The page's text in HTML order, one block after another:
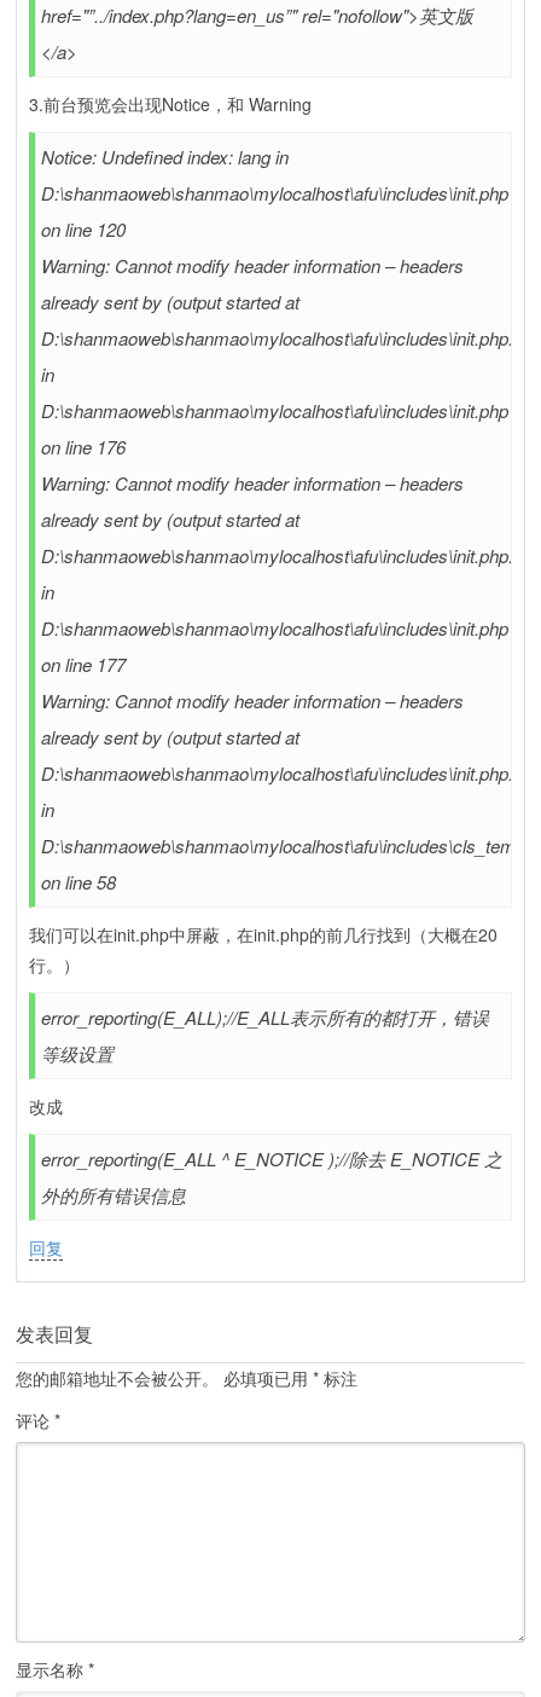
href="”../index.php?lang=en_us”" rel="nofollow">英文版
</a>
3.前台预览会出现Notice，和 Warning
Notice: Undefined index: lang in
D:\shanmaoweb\shanmao\mylocalhost\afu\includes\init.php
on line 120
Warning: Cannot modify header information – headers
already sent by (output started at
in
D:\shanmaoweb\shanmao\mylocalhost\afu\includes\init.php
on line 176
Warning: Cannot modify header information – headers
already sent by (output started at
in
D:\shanmaoweb\shanmao\mylocalhost\afu\includes\init.php
on line 177
Warning: Cannot modify header information – headers
already sent by (output started at
in
on line 58
我们可以在init.php中屏蔽，在init.php的前几行找到（大概在20
行。）
error_reporting(E_ALL);//E_ALL表示所有的都打开，错误
等级设置
改成
error_reporting(E_ALL ^ E_NOTICE );//除去 E_NOTICE 之
外的所有错误信息
回复
发表回复
您的邮箱地址不会被公开。 必填项已用* 标注
评论*
显示名称*